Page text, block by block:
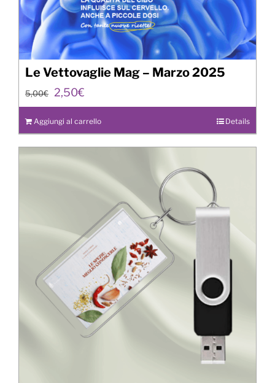
Le Vettovaglie Mag – Marzo 2025
5,00€
Il
prezzo
originale
era:
5,00€.
2,50€
prezzo
attuale
è:
2,50€.
Aggiungi al carrello Details